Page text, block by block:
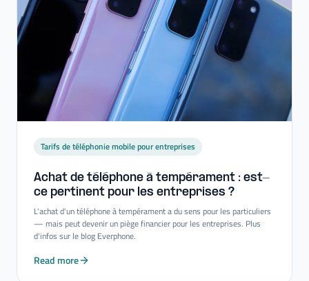
Tarifs de téléphonie mobile pour entreprises
Achat de téléphone à tempérament : est-​
ce pertinent pour les entreprises ?
L'achat d'un téléphone à tempérament a du sens pour les particuliers
— mais peut devenir un piège financier pour les entreprises. Plus
d'infos sur le blog Everphone.
Read more